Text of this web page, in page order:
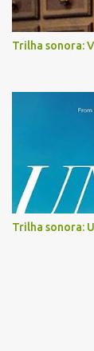
Trilha sonora:
Trilha sonora: